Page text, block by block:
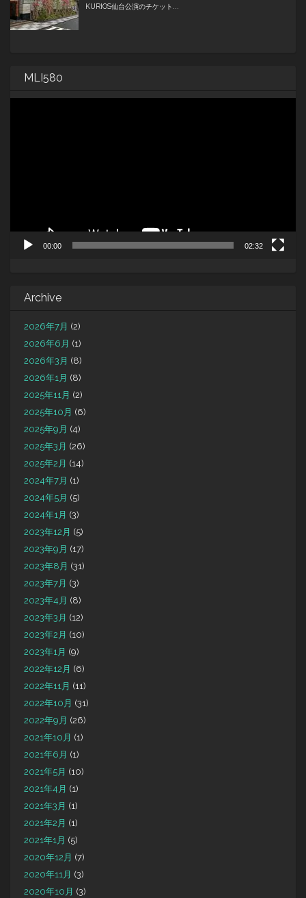
MLI580
00:00 02:32
Archive
2026年7月 (2)
2026年6月 (1)
2026年3月 (8)
2026年1月 (8)
2025年11月 (2)
2025年10月 (6)
2025年9月 (4)
2025年3月 (26)
2025年2月 (14)
2024年7月 (1)
2024年5月 (5)
2024年1月 (3)
2023年12月 (5)
2023年9月 (17)
2023年8月 (31)
2023年7月 (3)
2023年4月 (8)
2023年3月 (12)
2023年2月 (10)
2023年1月 (9)
2022年12月 (6)
2022年11月 (11)
2022年10月 (31)
2022年9月 (26)
2021年10月 (1)
2021年6月 (1)
2021年5月 (10)
2021年4月 (1)
2021年3月 (1)
2021年2月 (1)
2021年1月 (5)
2020年12月 (7)
2020年11月 (3)
2020年10月 (3)